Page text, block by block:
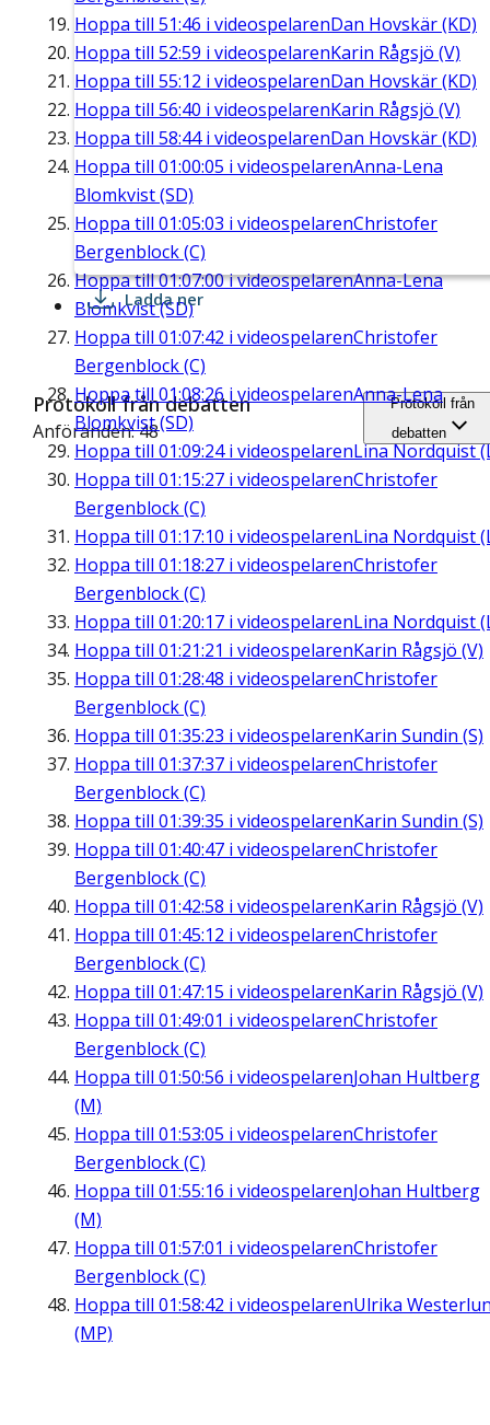
Hoppa till 51:46 i videospelarenDan Hovskär (KD)
Hoppa till 52:59 i videospelarenKarin Rågsjö (V)
Hoppa till 55:12 i videospelarenDan Hovskär (KD)
Hoppa till 56:40 i videospelarenKarin Rågsjö (V)
Hoppa till 58:44i videospelarenDan Hovskär (KD)
Hoppa till 01:00:05 i videospelarenAnna-Lena
Blomkvist (SD)
Hoppa till 01:05:03 i videospelarenChristofer
Bergenblock (C)
Hoppa till01:07:00i videospelarenAnna-Lena
Blomkvist (SD)
Hoppa till 01:07:42 i videospelarenChristofer
Bergenblock (C)
Hoppa till 01:08:26 i videospelarenAnna-Lena
Blomkvist (SD)
Hoppa till 01:09:24i videospelarenLina Nordquist
Hoppa till 01:15:27 i videospelarenChristofer
Bergenblock (C)
Hoppa till 01:17:10 i videospelarenLina Nordquist
Hoppa till 01:18:27 i videospelarenChristofer
Bergenblock (C)
Hoppa till 01:20:17 i videospelarenLina Nordquist
Hoppa till 01:21:21 i videospelarenKarin Rågsjö (V)
Hoppa till 01:28:48 i videospelarenChristofer
Bergenblock (C)
Hoppa till 01:35:23 i videospelarenKarin Sundin (S)
Hoppa till 01:37:37 i videospelarenChristofer
Bergenblock (C)
Hoppa till 01:39:35 i videospelarenKarin Sundin (S)
Hoppa till 01:40:47 i videospelarenChristofer
Bergenblock (C)
Hoppa till 01:42:58 i videospelarenKarin Rågsjö (V)
Hoppa till 01:45:12 i videospelarenChristofer
Bergenblock (C)
Hoppa till 01:47:15 i videospelarenKarin Rågsjö (V)
Hoppa till 01:49:01 i videospelarenChristofer
Bergenblock (C)
Hoppa till 01:50:56 i videospelarenJohan Hultberg
(M)
Hoppa till 01:53:05 i videospelarenChristofer
Bergenblock (C)
Hoppa till 01:55:16 i videospelarenJohan Hultberg
(M)
Hoppa till 01:57:01 i videospelarenChristofer
Bergenblock (C)
Hoppa till 01:58:42 i videospelarenUlrika
(MP)
Ladda ner
Protokoll från debatten
Anföranden: 48
Protokoll från
debatten